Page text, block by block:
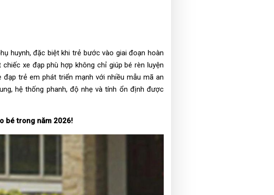
huynh, đặc biệt khi trẻ bước vào giai đoạn hoàn
xe đạp phù hợp không chỉ giúp bé rèn luyện
trẻ em phát triển mạnh với nhiều mẫu mã an
hệ thống phanh, độ nhẹ và tính ổn định được
bé trong năm 2026!